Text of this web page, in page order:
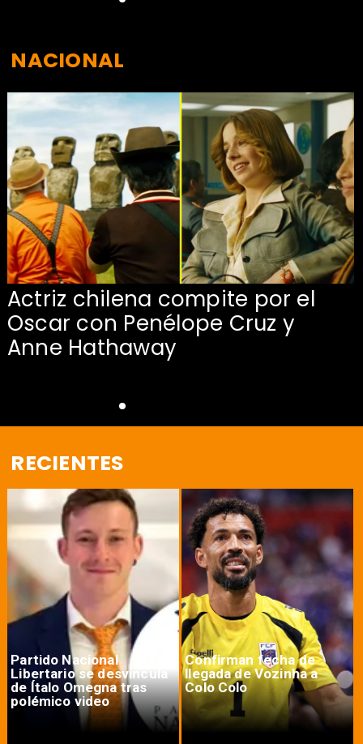
Actriz chilena compite por el
Oscar con Penélope Cruz y
Anne Hathaway
NACIONAL
RECIENTES
Partido Nacional
Libertario se desvincula
de Ítalo Omegna tras
polémico video
Confirman fecha de
llegada de Vozinha a
Colo Colo